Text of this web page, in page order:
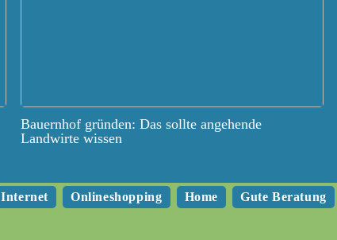
Bauernhof gründen: Das sollte angehende
Landwirte wissen
Internet Onlineshopping Home Gute Beratung